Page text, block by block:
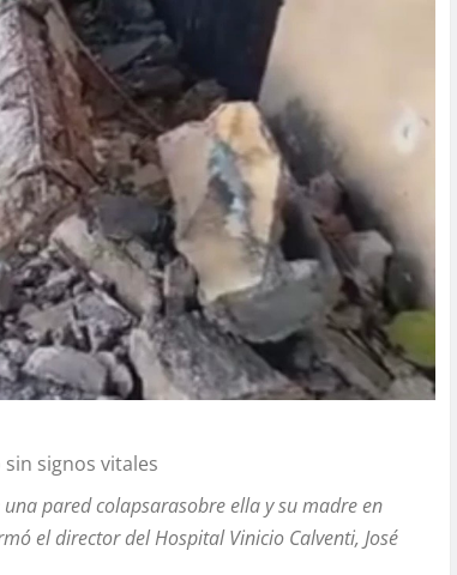
signos vitales
pared colapsarasobre ella y su madre en
el director del Hospital Vinicio Calventi, José